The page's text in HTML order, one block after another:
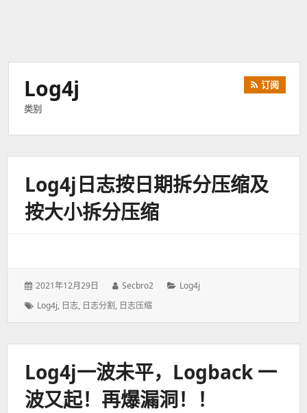
Log4j
类别
订阅
Log4j日志按日期拆分压缩及
按大小拆分压缩
发
于：
2021年12月29日
作
者：
Secbro2
分
Log4j
标
Log4j, 日志, 日志分割 , 日志压缩
Log4j一波未平，Logback 一
波又起！再爆漏洞！！